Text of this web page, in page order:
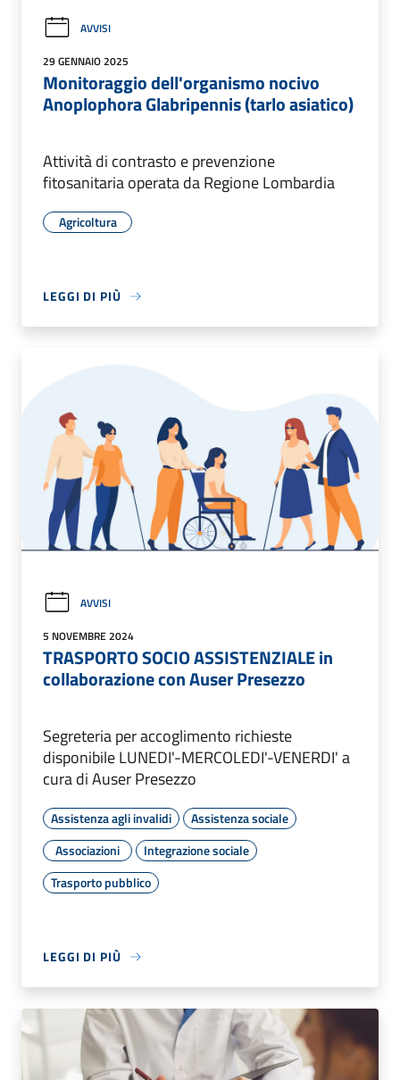
AVVISI
29 GENNAIO 2025
Monitoraggio dell'organismo nocivo
Anoplophora Glabripennis (tarlo asiatico)
Attività di contrasto e prevenzione
fitosanitaria operata da Regione Lombardia
Agricoltura
LEGGI DI PIÙ
AVVISI
5 NOVEMBRE 2024
TRASPORTO SOCIO ASSISTENZIALE in
collaborazione con Auser Presezzo
Segreteria per accoglimento richieste
disponibile LUNEDI'-MERCOLEDI'-VENERDI' a
cura di Auser Presezzo
Assistenza agli invalidi
Assistenza sociale
Associazioni
Integrazione sociale
Trasporto pubblico
LEGGI DI PIÙ